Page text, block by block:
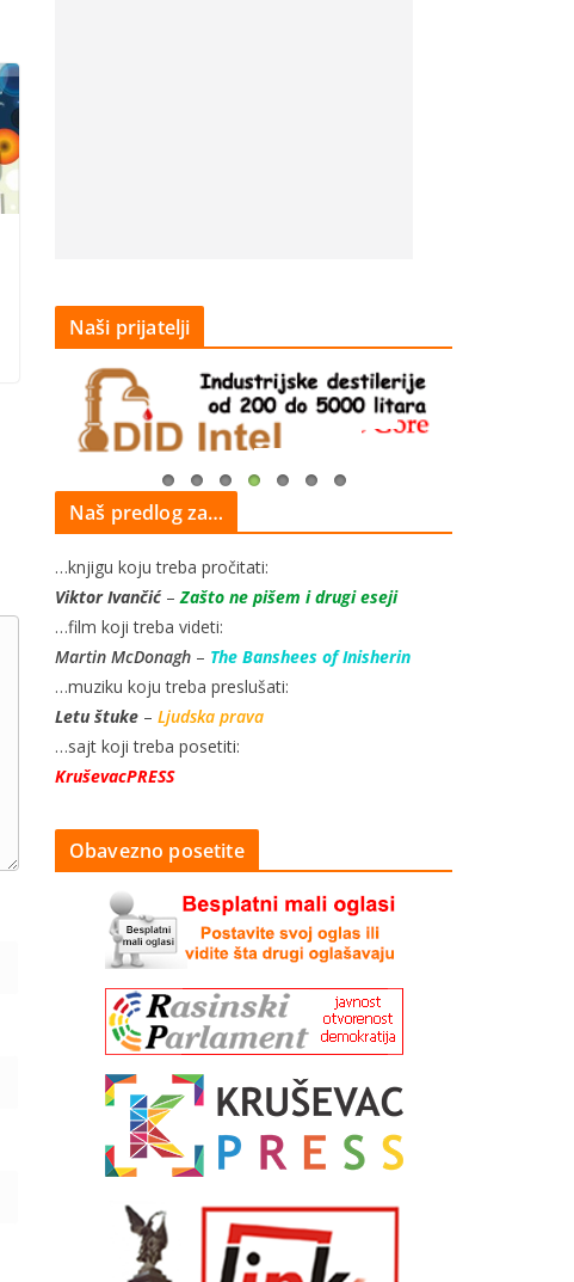
Naši prijatelji
Naš predlog za…
…knjigu koju treba pročitati:
Viktor Ivančić– Zašto ne pišem i drugi eseji
…film koji treba videti:
Martin McDonagh – The Banshees of Inisherin
…muziku koju treba preslušati:
Letu štuke – Ljudska prava
…sajt koji treba posetiti:
KruševacPRESS
Obavezno posetite